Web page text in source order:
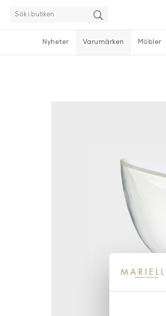
Nyheter Varumärken Möbler